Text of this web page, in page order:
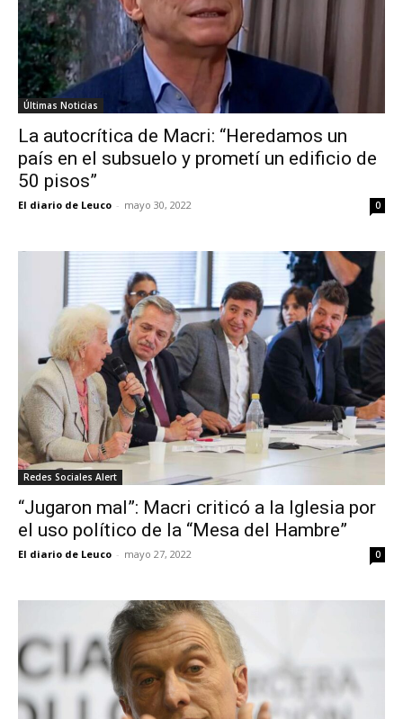
Últimas Noticias
La autocrítica de Macri: “Heredamos un
país en el subsuelo y prometí un edificio de
50 pisos”
El diario de Leuco - mayo 30, 2022 0
Redes Sociales Alert
“Jugaron mal”: Macri criticó a la Iglesia por
el uso político de la “Mesa del Hambre”
El diario de Leuco - mayo 27, 2022 0